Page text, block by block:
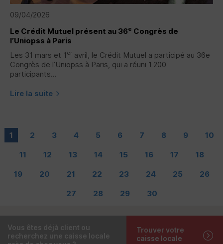
09/04/2026
Le Crédit Mutuel présent au 36e Congrès de
l’Uniopss à Paris
Les 31 mars et 1 er avril, le Crédit Mutuel a participé au 36e
Congrès de l’Uniopss à Paris, qui a réuni 1 200
participants...
Lire la suite
1 2 3 4 5 6 7 8 9 10
11 12 13 14 15 16 17 18
19 20 21 22 23 24 25 26
27 28 29 30
Vous êtes déjà client ou
recherchez une caisse locale
Trouver votre
caisse locale